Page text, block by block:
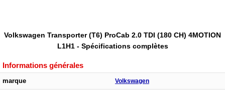
Volkswagen Transporter (T6) ProCab 2.0 TDI (180 CH) 4MOTION
L1H1 - Spécifications complètes
Informations générales
marque Volkswagen